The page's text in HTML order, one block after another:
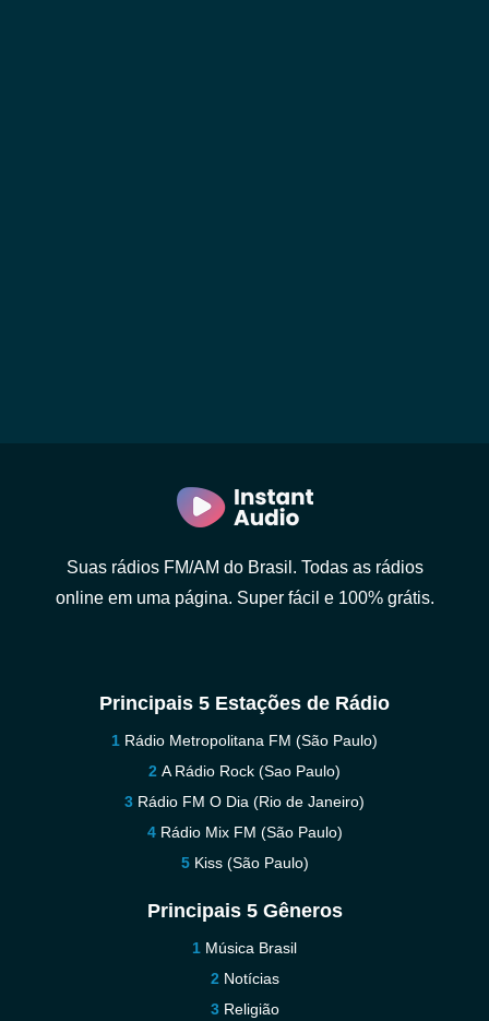
Suas rádios FM/AM do Brasil. Todas as rádios
online em uma página. Super fácil e 100% grátis.
Principais 5 Estações de Rádio
Rádio Metropolitana FM (São Paulo)
A Rádio Rock (Sao Paulo)
Rádio FM O Dia (Rio de Janeiro)
Rádio Mix FM (São Paulo)
Kiss (São Paulo)
Principais 5 Gêneros
Música Brasil
Notícias
Religião